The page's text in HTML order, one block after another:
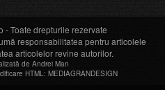
- Toate drepturile rezervate
responsabilitatea pentru articolele
articolelor revine autorilor.
de Andrei Man
HTML : MEDIAGRANDESIGN